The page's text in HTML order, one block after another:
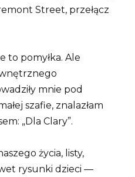
Street, przełącz
to pomyłka. Ale
mnie pod
szafie, znalazłam
„Dla Clary”.
życia, listy,
rysunki dzieci —